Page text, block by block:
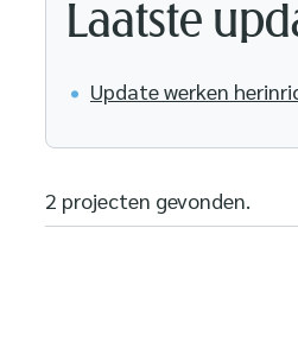
Laatste
Update werken
2 projecten gevonden.